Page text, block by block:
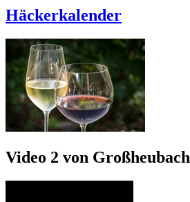
Häckerkalender
Video 2 von Großheubach